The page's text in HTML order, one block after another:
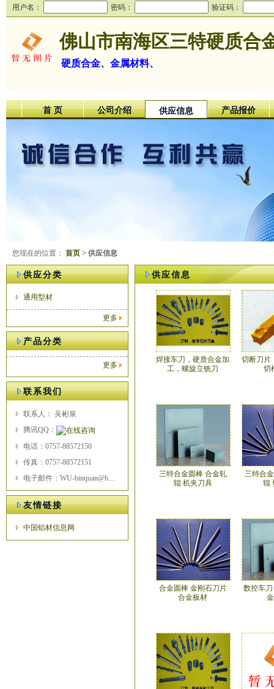
用户名： 密码： 验证码：
佛山市南海区三特硬质合
硬质合金、金属材料、
首 页 公司介绍 供应信息 产品报价
您现在的位置： 首页 > 供应信息
供应分类
通用型材
更多
产品分类
更多
联系我们
联系人： 吴彬泉
腾讯QQ：
电话：0757-88572150
传真：0757-88572151
电子邮件：WU-binquan@hotmail.com
友情链接
中国铝材信息网
供应信息
焊接车刀，硬质合金加
工，螺旋立铣刀
切断刀片
切
三特合金圆棒 合金轧
辊 机夹刀具
三特合
辊
合金圆棒 金刚石刀片
合金板材
数控车